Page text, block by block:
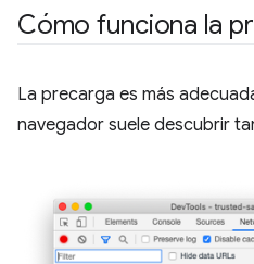
Cómo funciona la
La precarga es más
navegador suele descubrir